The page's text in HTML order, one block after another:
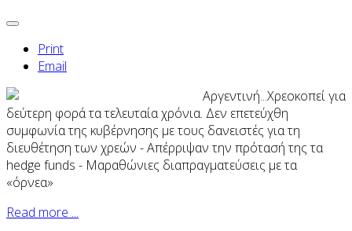
Print
Email
Αργεντινή...Χρεοκοπεί για
δεύτερη φορά τα τελευταία χρόνια. Δεν επετεύχθη
συμφωνία της κυβέρνησης με τους δανειστές για τη
διευθέτηση των χρεών - Απέρριψαν την πρότασή της τα
hedge funds - Μαραθώνιες διαπραγματεύσεις με τα
«όρνεα»
Read more ...